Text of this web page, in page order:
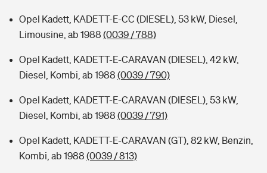
Opel Kadett, KADETT-E-CC (DIESEL), 53 kW, Diesel,
Limousine, ab 1988 (0039 / 788)
Opel Kadett, KADETT-E-CARAVAN (DIESEL), 42 kW,
Diesel, Kombi, ab 1988 (0039 / 790)
Opel Kadett, KADETT-E-CARAVAN (DIESEL), 53 kW,
Diesel, Kombi, ab 1988 (0039 / 791)
Opel Kadett, KADETT-E-CARAVAN (GT), 82 kW, Benzin,
Kombi, ab 1988 (0039 / 813)